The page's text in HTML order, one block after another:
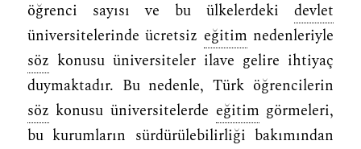
öğrenci sayısı ve bu ülkelerdekidevlet
üniversitelerinde ücretsiz eğitim nedenleriyle
söz konusu üniversiteler ilave gelire ihtiyaç
duymaktadır. Bu nedenle, Türk öğrencilerin
söz konusu üniversitelerde eğitim görmeleri,
bu kurumların sürdürülebilirliği bakımından